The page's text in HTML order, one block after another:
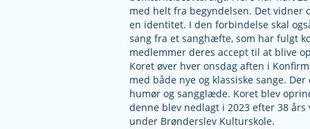
med helt fra begyndelsen. Det vidner
en identitet. I den forbindelse skal
sang fra et sanghæfte, som har fulgt
medlemmer deres accept til at blive
Koret øver hver onsdag aften i
med både nye og klassiske sange.
humør og sangglæde. Koret blev
denne blev nedlagt i 2023 efter 38
under Brønderslev Kulturskole.